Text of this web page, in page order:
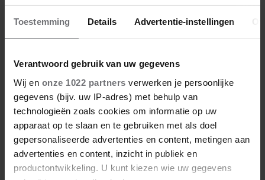
Toestemming Details Advertentie-instellingen
Verantwoord gebruik van uw gegevens
Wij en onze 1022 partners verwerken je persoonlijke
gegevens (bijv. uw IP-adres) met behulp van
technologieën zoals cookies om informatie op uw
apparaat op te slaan en te gebruiken met als doel
gepersonaliseerde advertenties en content, metingen aan
advertenties en content, inzicht in publiek en
productontwikkeling. U kunt kiezen wie uw gegevens
5 augustus 2026
PRINSES IRENE 87 JAAR: DE
EIGEN PAD KOOS